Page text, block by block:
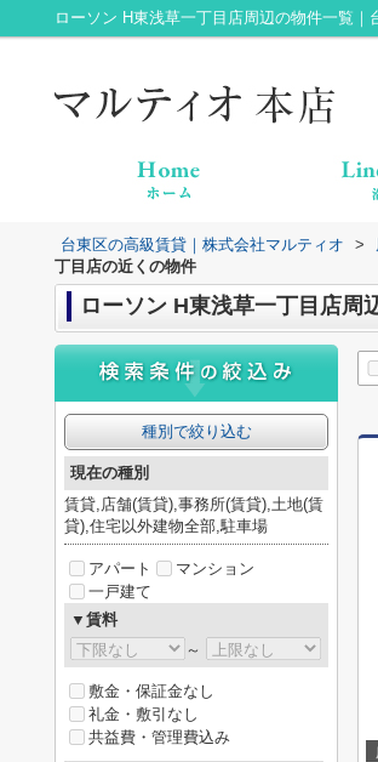
ローソン H東浅草一丁目店周辺の物件一覧
台東区の高級賃貸｜株式会社マルティオ >
丁目店の近くの物件
ローソン H東浅草一丁目店周
種別で絞り込む
現在の種別
賃貸,店舗(賃貸),事務所(賃貸),土地(賃
貸),住宅以外建物全部,駐車場
アパート
マンション
一戸建て
▼賃料
～
敷金・保証金なし
礼金・敷引なし
共益費・管理費込み